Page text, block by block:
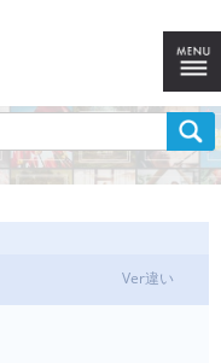
Ver違い